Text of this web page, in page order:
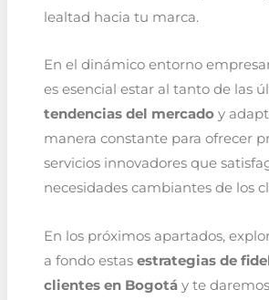
lealtad hacia tu marca.
En el dinámico entorno
es esencial estar al tanto de las
tendencias del mercadoy
manera constante para ofrecer
servicios innovadores que
necesidades cambiantes de los
En los próximos apartados,
a fondo estas estrategias de
clientes en Bogotáy te